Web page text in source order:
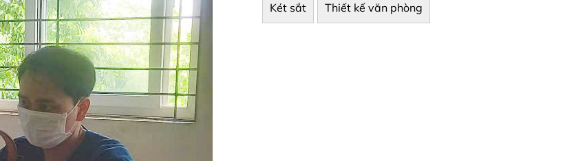
Két sắt Thiết kế văn phòng